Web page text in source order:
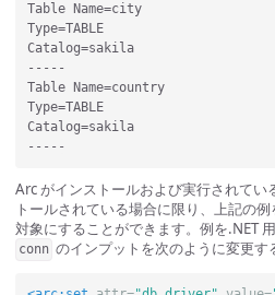
Table Name=city
Type=TABLE
Catalog=sakila
-----
Table Name=country
Type=TABLE
Catalog=sakila
Arc がインストールおよび実行されてい
トールされている場合に限り、上記の
対象にすることができます。例を.NET
conn のインプットを次のように変更す